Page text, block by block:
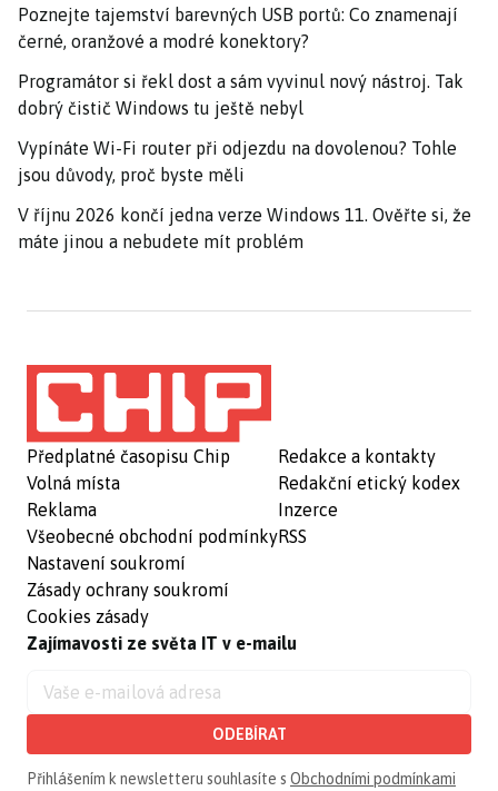
Poznejte tajemství barevných USB portů: Co znamenají
černé, oranžové a modré konektory?
Programátor si řekl dost a sám vyvinul nový nástroj. Tak
dobrý čistič Windows tu ještě nebyl
Vypínáte Wi-Fi router při odjezdu na dovolenou? Tohle
jsou důvody, proč byste měli
V říjnu 2026 končí jedna verze Windows 11. Ověřte si, že
máte jinou a nebudete mít problém
Předplatné časopisu Chip
Volná místa
Reklama
Všeobecné obchodní podmínky
Nastavení soukromí
Zásady ochrany soukromí
Cookies zásady
Redakce a kontakty
Redakční etický kodex
Inzerce
RSS
Zajímavosti ze světa IT v e-mailu
ODEBÍRAT
Přihlášením k newsletteru souhlasíte s Obchodními podmínkami